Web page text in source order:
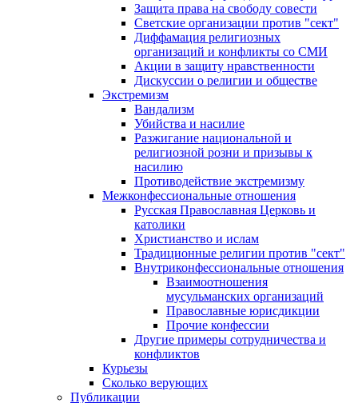
Защита права на свободу совести
Светские организации против "сект"
Диффамация религиозных
организаций и конфликты со СМИ
Акции в защиту нравственности
Дискуссии о религии и обществе
Экстремизм
Вандализм
Убийства и насилие
Разжигание национальной и
религиозной розни и призывы к
насилию
Противодействие экстремизму
Межконфессиональные отношения
Русская Православная Церковь и
католики
Христианство и ислам
Традиционные религии против "сект"
Внутриконфессиональные отношения
Взаимоотношения
мусульманских организаций
Православные юрисдикции
Прочие конфессии
Другие примеры сотрудничества и
конфликтов
Курьезы
Сколько верующих
Публикации